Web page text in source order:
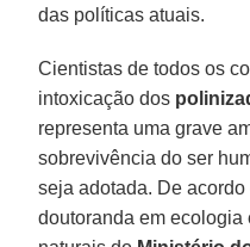
das políticas atuais.
Cientistas de todos os
intoxicação dos
representa uma grave
sobrevivência do ser
seja adotada. De
doutoranda em ecologia